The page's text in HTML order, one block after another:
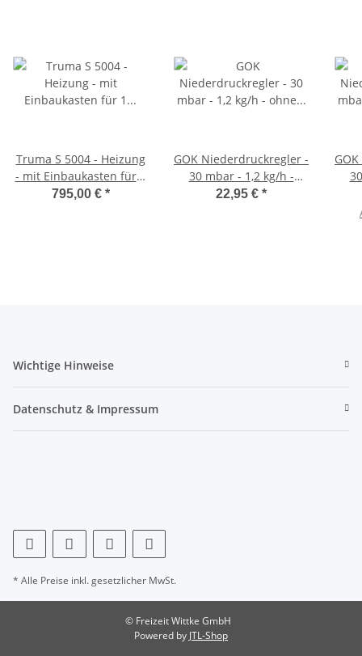
Truma S 5004 - Heizung
- mit Einbaukasten für 1
Gebläse - ohne
795,00 € *
GOK Niederdruckregler -
30 mbar - 1,2 kg/h -
ohne Manometer -
22,95 € *
Wichtige Hinweise
Datenschutz & Impressum
* Alle Preise inkl. gesetzlicher MwSt.
© Freizeit Wittke GmbH
Powered by JTL-Shop